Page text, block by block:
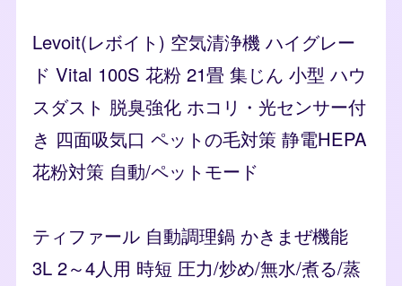
Levoit(レボイト) 空気清浄機 ハイグレー
ド Vital 100S 花粉 21畳 集じん 小型 ハウ
スダスト 脱臭強化 ホコリ・光センサー付
き 四面吸気口 ペットの毛対策 静電HEPA
花粉対策 自動/ペットモード
ティファール 自動調理鍋 かきまぜ機能
3L 2～4人用 時短 圧力/炒め/無水/煮る/蒸